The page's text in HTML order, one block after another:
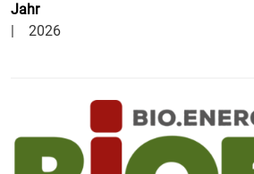
Jahr
| 2026